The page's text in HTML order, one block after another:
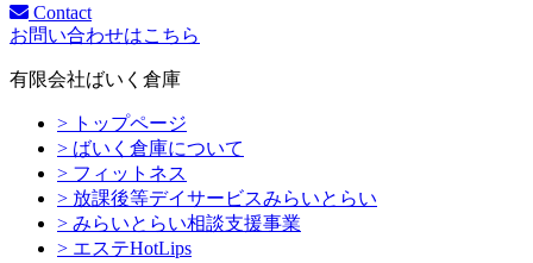
Contact
お問い合わせはこちら
有限会社ばいく倉庫
> トップページ
> ばいく倉庫について
> フィットネス
> 放課後等デイサービスみらいとらい
> みらいとらい相談支援事業
> エステHotLips